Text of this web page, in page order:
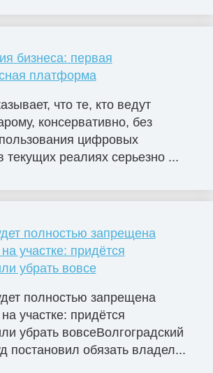
бизнеса: первая
платформа
что те, кто ведут
консервативно, без
цифровых
текущих реалиях серьезно ...
полностью запрещена
участке: придётся
убрать вовсе
полностью запрещена
участке: придётся
убрать вовсеВолгоградский
постановил обязать владел...